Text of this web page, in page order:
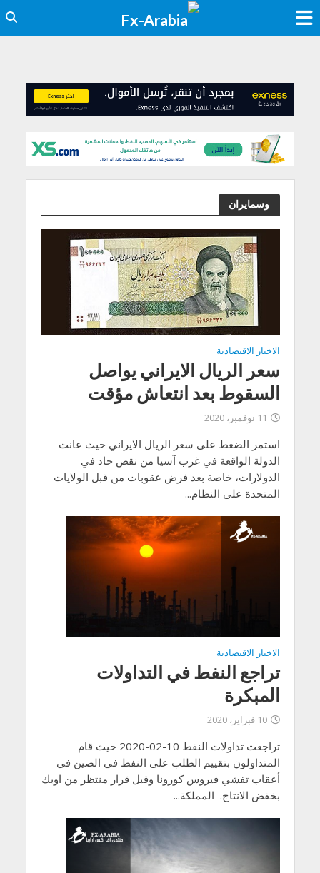
وسمايران
الاخبار الاقتصادية
سعر الريال الايراني يواصل
السقوط بعد انتعاش مؤقت
11 نوفمبر، 2020
استمر الضغط على سعر الريال الايراني حيث عانت
الدولة الواقعة في غرب آسيا من نقص حاد في
الدولارات، خاصة بعد فرض عقوبات من قبل الولايات
المتحدة على النظام...
الاخبار الاقتصادية
تراجع النفط في التداولات
المبكرة
10 فبراير، 2020
تراجعت تداولات النفط 10-02-2020 حيث قام
المتداولون بتقييم الطلب على النفط في الصين في
أعقاب تفشي فيروس كورونا وقبل قرار منتظر من اوبك
بخفض الانتاج. المملكة...